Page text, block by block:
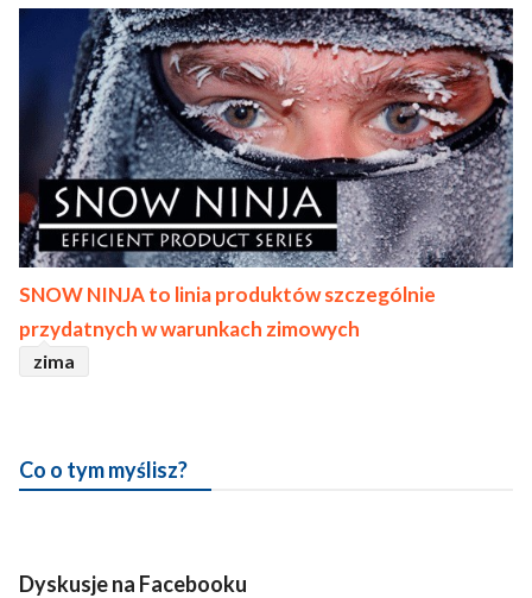
SNOW NINJA to linia produktów szczególnie
przydatnych w warunkach zimowych
zima
Co o tym myślisz?
Dyskusje na Facebooku